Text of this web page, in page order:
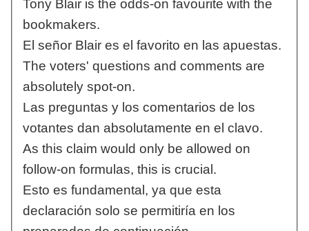
Tony Blair is the odds-on favourite with the
bookmakers.
El señor Blair es el favorito en las apuestas.
The voters' questions and comments are
absolutely spot-on.
Las preguntas y los comentarios de los
votantes dan absolutamente en el clavo.
As this claim would only be allowed on
follow-on formulas, this is crucial.
Esto es fundamental, ya que esta
declaración solo se permitiría en los